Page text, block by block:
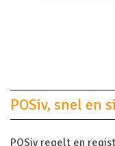
POSiv, snel en
POSiv regelt en